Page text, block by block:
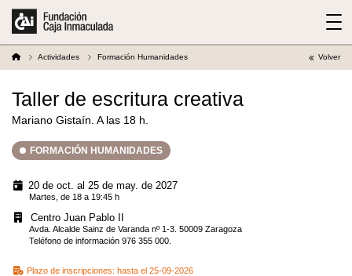
Actividades Formación Humanidades Volver
Taller de escritura creativa
Mariano Gistaín. A las 18 h.
FORMACIÓN HUMANIDADES
20 de oct. al 25 de may. de 2027
Martes, de 18 a 19:45 h
Centro Juan Pablo II
Avda. Alcalde Sainz de Varanda nº 1-3. 50009 Zaragoza
Teléfono de información 976 355 000.
Plazo de inscripciones: hasta el 25-09-2026